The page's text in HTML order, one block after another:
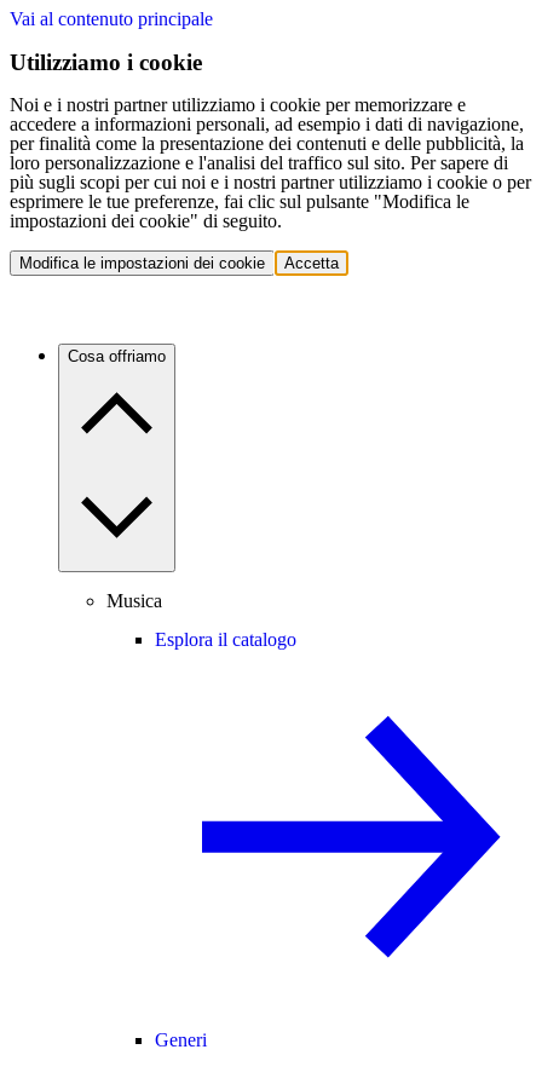
Vai al contenuto principale
Utilizziamo i cookie
Noi e i nostri partner utilizziamo i cookie per memorizzare e
accedere a informazioni personali, ad esempio i dati di navigazione,
per finalità come la presentazione dei contenuti e delle pubblicità, la
loro personalizzazione e l'analisi del traffico sul sito. Per sapere di
più sugli scopi per cui noi e i nostri partner utilizziamo i cookie o per
esprimere le tue preferenze, fai clic sul pulsante "Modifica le
impostazioni dei cookie" di seguito.
Modifica le impostazioni dei cookie Accetta
Cosa offriamo
Musica
Esplora il catalogo
Generi